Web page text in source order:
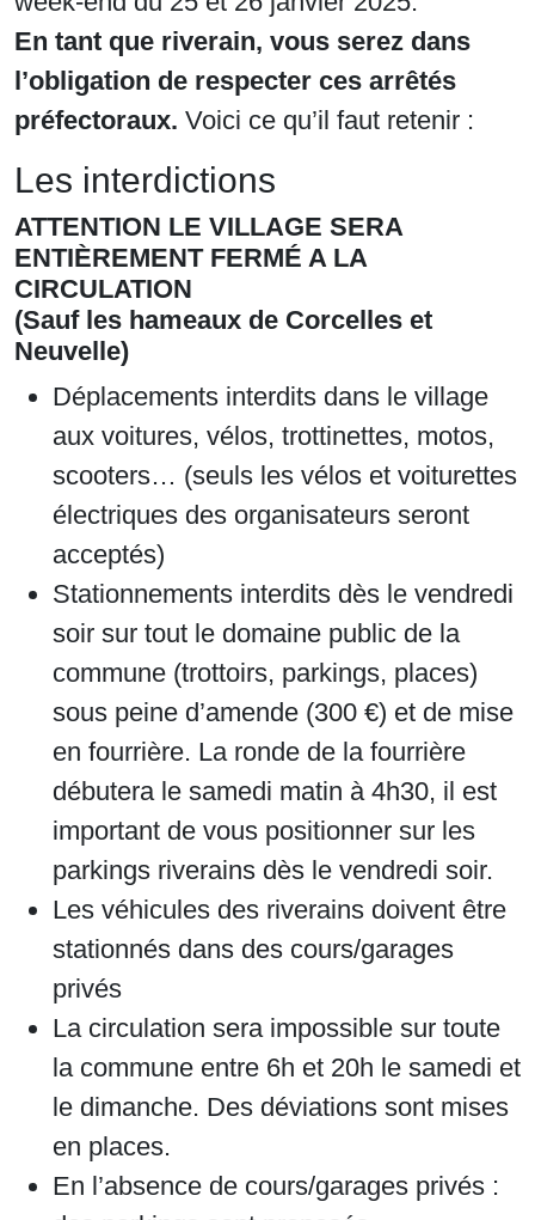
En tant que riverain, vous serez dans
l’obligation de respecter ces arrêtés
préfectoraux. Voici ce qu’il faut retenir :
Les interdictions
ATTENTION LE VILLAGE SERA
ENTIÈREMENT FERMÉ A LA
CIRCULATION
(Sauf les hameaux de Corcelles et
Neuvelle)
Déplacements interdits dans le village
aux voitures, vélos, trottinettes, motos,
scooters… (seuls les vélos et voiturettes
électriques des organisateurs seront
acceptés)
Stationnements interdits dès le vendredi
soir sur tout le domaine public de la
commune (trottoirs, parkings, places)
sous peine d’amende (300 €) et de mise
en fourrière. La ronde de la fourrière
débutera le samedi matin à 4h30, il est
important de vous positionner sur les
parkings riverains dès le vendredi soir.
Les véhicules des riverains doivent être
stationnés dans des cours/garages
privés
La circulation sera impossible sur toute
la commune entre 6h et 20h le samedi et
le dimanche. Des déviations sont mises
en places.
En l’absence de cours/garages privés :